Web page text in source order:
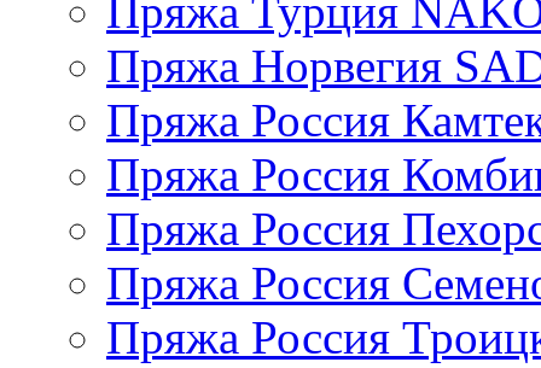
Пряжа Турция
Пряжа Норвегия
Пряжа Россия
Пряжа Россия
Пряжа Россия
Пряжа Россия
Пряжа Россия